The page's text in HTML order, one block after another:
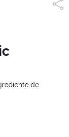
de